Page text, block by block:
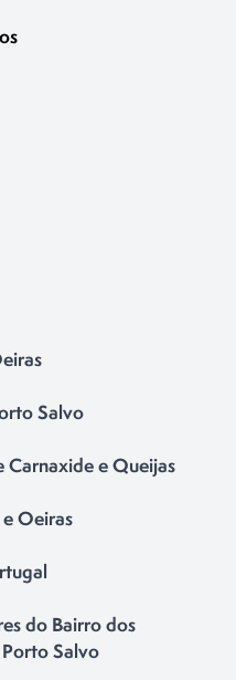
Salvo
Carnaxide e Queijas
Oeiras
do Bairro dos
Salvo